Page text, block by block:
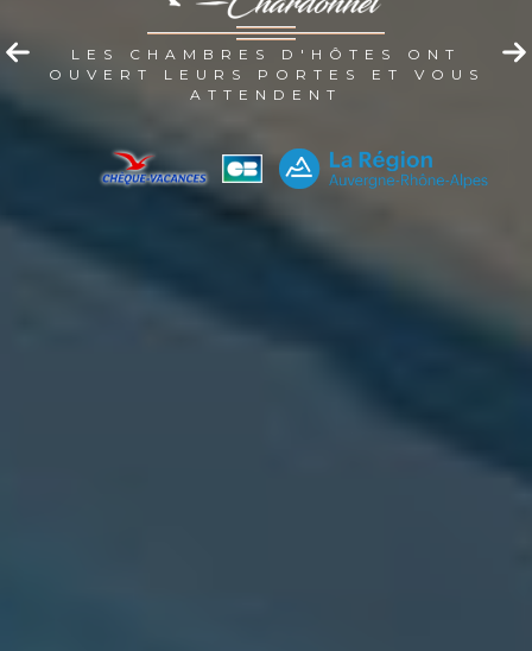
LES CHAMBRES D'HÔTES ONT
OUVERT LEURS PORTES ET VOUS
ATTENDENT